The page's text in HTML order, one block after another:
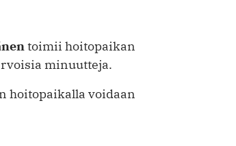
toimii hoitopaikan
minuutteja.
hoitopaikalla voidaan